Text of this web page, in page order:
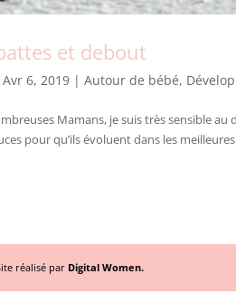
et debout
Avr 6, 2019 |Autour de bébé,
Mamans, je suis très sensible au
pour qu’ils évoluent dans les
réalisé par Digital Women.